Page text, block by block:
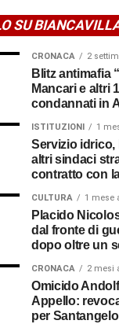
SU
CRONACA 2
Blitz antimafia
Mancari e altri
condannati in
ISTITUZIONI 1
Servizio
altri sindaci
contratto con
CULTURA 1 mese
Placido
dal fronte di
dopo oltre un
CRONACA 2 mesi
Omicido
Appello:
per Santangelo